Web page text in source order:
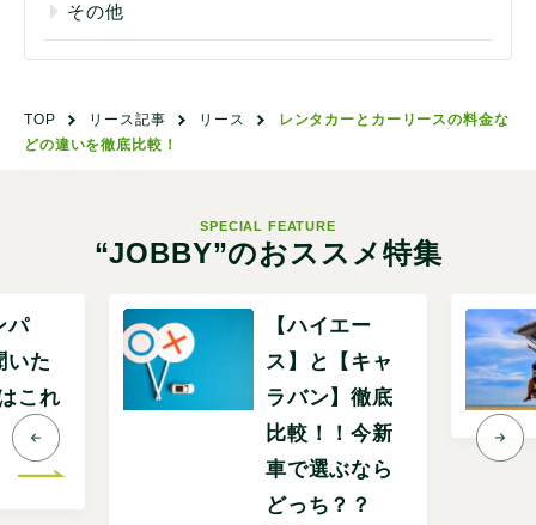
その他
TOP リース記事 リース
レンタカーとカーリースの料金な
どの違いを徹底比較！
SPECIAL FEATURE
“JOBBY”のおススメ特集
パ
いた
これ
【ハイエー
ス】と【キャ
ラバン】徹底
比較！！今新
車で選ぶなら
どっち？？